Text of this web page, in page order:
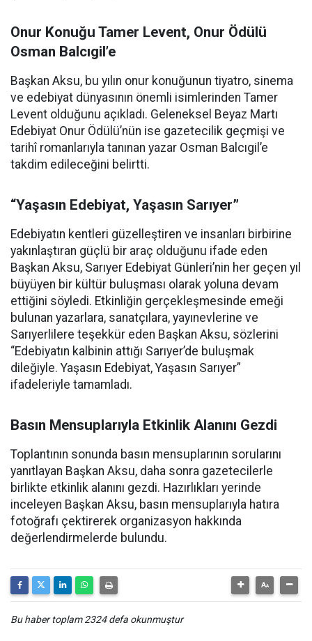
Onur Konuğu Tamer Levent, Onur Ödülü
Osman Balcıgil’e
Başkan Aksu, bu yılın onur konuğunun tiyatro, sinema
ve edebiyat dünyasının önemli isimlerinden Tamer
Levent olduğunu açıkladı. Geleneksel Beyaz Martı
Edebiyat Onur Ödülü’nün ise gazetecilik geçmişi ve
tarihî romanlarıyla tanınan yazar Osman Balcıgil’e
takdim edileceğini belirtti.
“Yaşasın Edebiyat, Yaşasın Sarıyer”
Edebiyatın kentleri güzelleştiren ve insanları birbirine
yakınlaştıran güçlü bir araç olduğunu ifade eden
Başkan Aksu, Sarıyer Edebiyat Günleri’nin her geçen yıl
büyüyen bir kültür buluşması olarak yoluna devam
ettiğini söyledi. Etkinliğin gerçekleşmesinde emeği
bulunan yazarlara, sanatçılara, yayınevlerine ve
Sarıyerlilere teşekkür eden Başkan Aksu, sözlerini
“Edebiyatın kalbinin attığı Sarıyer’de buluşmak
dileğiyle. Yaşasın Edebiyat, Yaşasın Sarıyer”
ifadeleriyle tamamladı.
Basın Mensuplarıyla Etkinlik Alanını Gezdi
Toplantının sonunda basın mensuplarının sorularını
yanıtlayan Başkan Aksu, daha sonra gazetecilerle
birlikte etkinlik alanını gezdi. Hazırlıkları yerinde
inceleyen Başkan Aksu, basın mensuplarıyla hatıra
fotoğrafı çektirerek organizasyon hakkında
değerlendirmelerde bulundu.
Bu haber toplam 2324 defa okunmuştur